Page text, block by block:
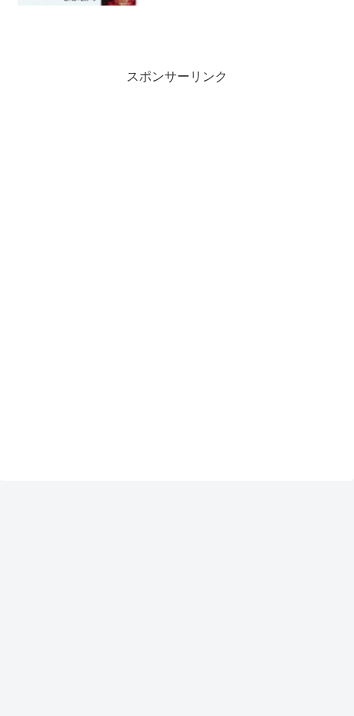
スポンサーリンク